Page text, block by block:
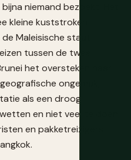
niemand bezoekt. Het
kleine kuststroken
Maleisische staat
tussen de twee
het oversteken naar
ongemak,
als een droog
en niet veel te doen,
en pakketreizigers